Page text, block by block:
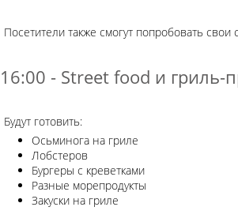
Посетители также смогут попробовать
16:00 - Street food и гриль-
Будут готовить:
Осьминога на гриле
Лобстеров
Бургеры с креветками
Разные морепродукты
Закуски на гриле